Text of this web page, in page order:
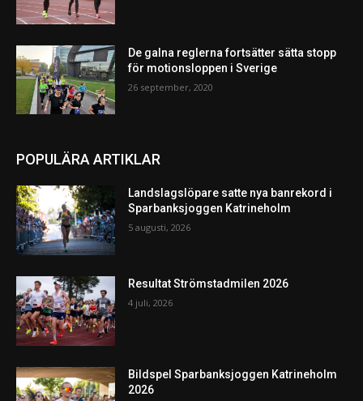
De galna reglerna fortsätter sätta stopp
för motionsloppen i Sverige
26 september, 2020
POPULÄRA ARTIKLAR
Landslagslöpare satte nya banrekord i
Sparbanksjoggen Katrineholm
5 augusti, 2026
Resultat Strömstadmilen 2026
4 juli, 2026
Bildspel Sparbanksjoggen Katrineholm
2026